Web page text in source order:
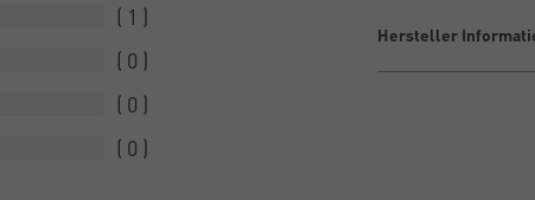
1
0
0
0
Hersteller